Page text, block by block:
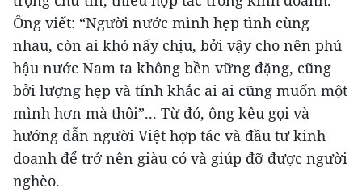
Ông viết: “Người nước mình hẹp tình cùng
nhau, còn ai khó nấy chịu, bởi vậy cho nên phú
hậu nước Nam ta không bền vững đặng, cũng
bởi lượng hẹp và tính khắc ai ai cũng muốn một
mình hơn mà thôi”... Từ đó, ông kêu gọi và
hướng dẫn người Việt hợp tác và đầu tư kinh
doanh để trở nên giàu có và giúp đỡ được người
nghèo.